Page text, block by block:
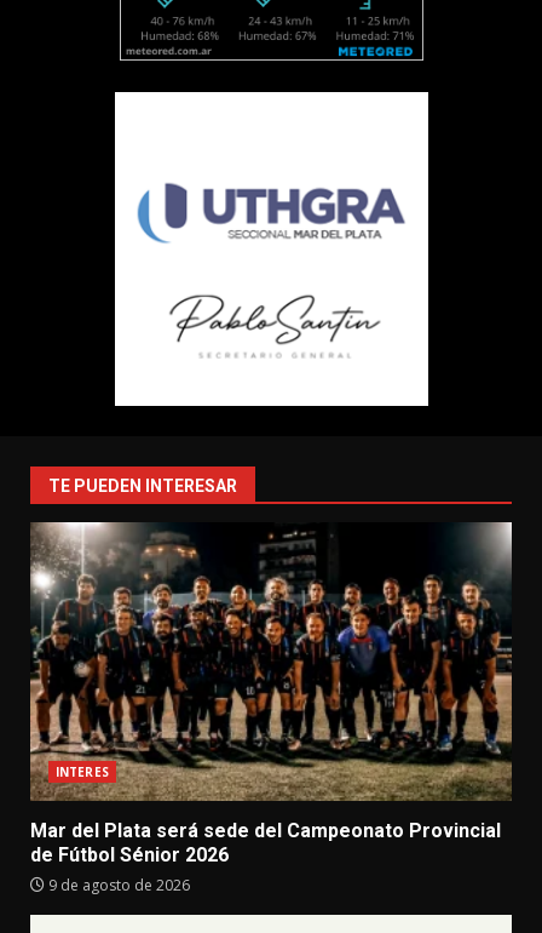
TE PUEDEN INTERESAR
INTERES
Mar del Plata será sede del Campeonato Provincial
de Fútbol Sénior 2026
9 de agosto de 2026